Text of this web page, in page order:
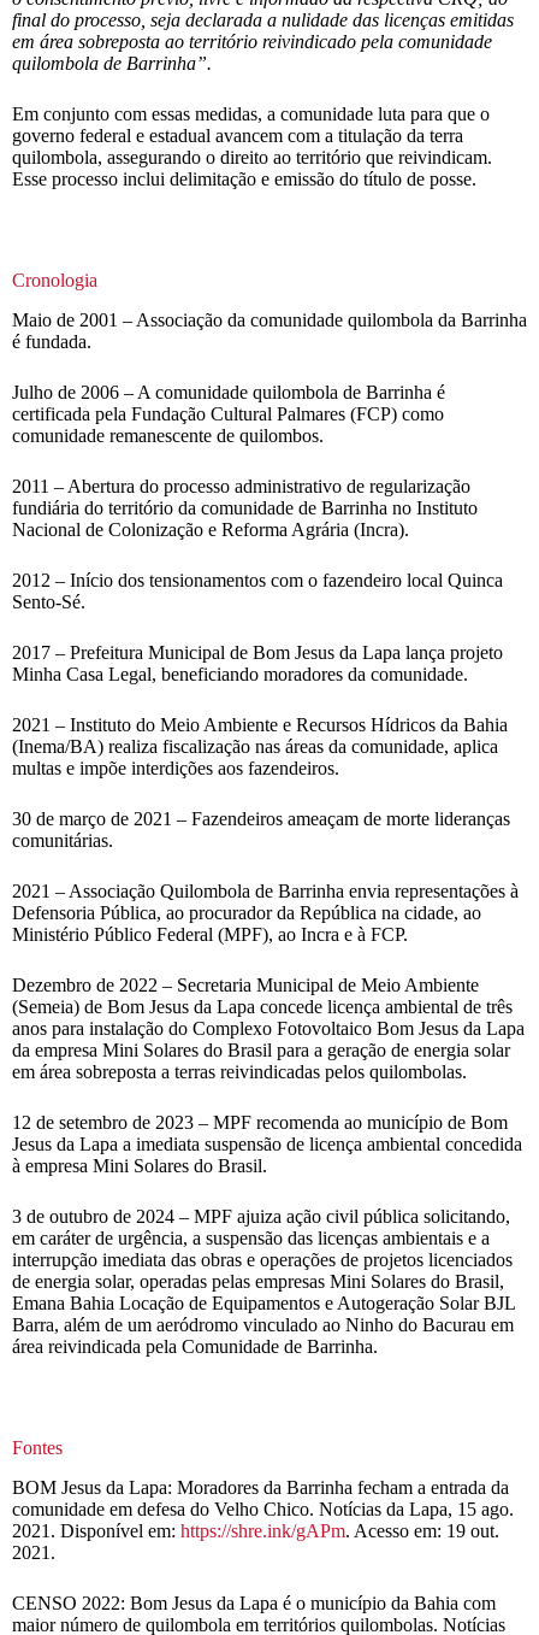
final do processo, seja declarada a nulidade das licenças emitidas
em área sobreposta ao território reivindicado pela comunidade
quilombola de Barrinha”.
Em conjunto com essas medidas, a comunidade luta para que o
governo federal e estadual avancem com a titulação da terra
quilombola, assegurando o direito ao território que reivindicam.
Esse processo inclui delimitação e emissão do título de posse.
Cronologia
Maio de 2001 – Associação da comunidade quilombola da Barrinha
é fundada.
Julho de 2006 – A comunidade quilombola de Barrinha é
certificada pela Fundação Cultural Palmares (FCP) como
comunidade remanescente de quilombos.
2011 – Abertura do processo administrativo de regularização
fundiária do território da comunidade de Barrinha no Instituto
Nacional de Colonização e Reforma Agrária (Incra).
2012 – Início dos tensionamentos com o fazendeiro local Quinca
Sento-Sé.
2017 – Prefeitura Municipal de Bom Jesus da Lapa lança projeto
Minha Casa Legal, beneficiando moradores da comunidade.
2021 – Instituto do Meio Ambiente e Recursos Hídricos da Bahia
(Inema/BA) realiza fiscalização nas áreas da comunidade, aplica
multas e impõe interdições aos fazendeiros.
30 de março de 2021 – Fazendeiros ameaçam de morte lideranças
comunitárias.
2021 – Associação Quilombola de Barrinha envia representações à
Defensoria Pública, ao procurador da República na cidade, ao
Ministério Público Federal (MPF), ao Incra e à FCP.
Dezembro de 2022 – Secretaria Municipal de Meio Ambiente
(Semeia) de Bom Jesus da Lapa concede licença ambiental de três
anos para instalação do Complexo Fotovoltaico Bom Jesus da Lapa
da empresa Mini Solares do Brasil para a geração de energia solar
em área sobreposta a terras reivindicadas pelos quilombolas.
12 de setembro de 2023 – MPF recomenda ao município de Bom
Jesus da Lapa a imediata suspensão de licença ambiental concedida
à empresa Mini Solares do Brasil.
3 de outubro de 2024 – MPF ajuiza ação civil pública solicitando,
em caráter de urgência, a suspensão das licenças ambientais e a
interrupção imediata das obras e operações de projetos licenciados
de energia solar, operadas pelas empresas Mini Solares do Brasil,
Emana Bahia Locação de Equipamentos e Autogeração Solar BJL
Barra, além de um aeródromo vinculado ao Ninho do Bacurau em
área reivindicada pela Comunidade de Barrinha.
Fontes
BOM Jesus da Lapa: Moradores da Barrinha fecham a entrada da
comunidade em defesa do Velho Chico. Notícias da Lapa, 15 ago.
2021. Disponível em: https://shre.ink/gAPm. Acesso em: 19 out.
2021.
CENSO 2022: Bom Jesus da Lapa é o município da Bahia com
maior número de quilombola em territórios quilombolas. Notícias